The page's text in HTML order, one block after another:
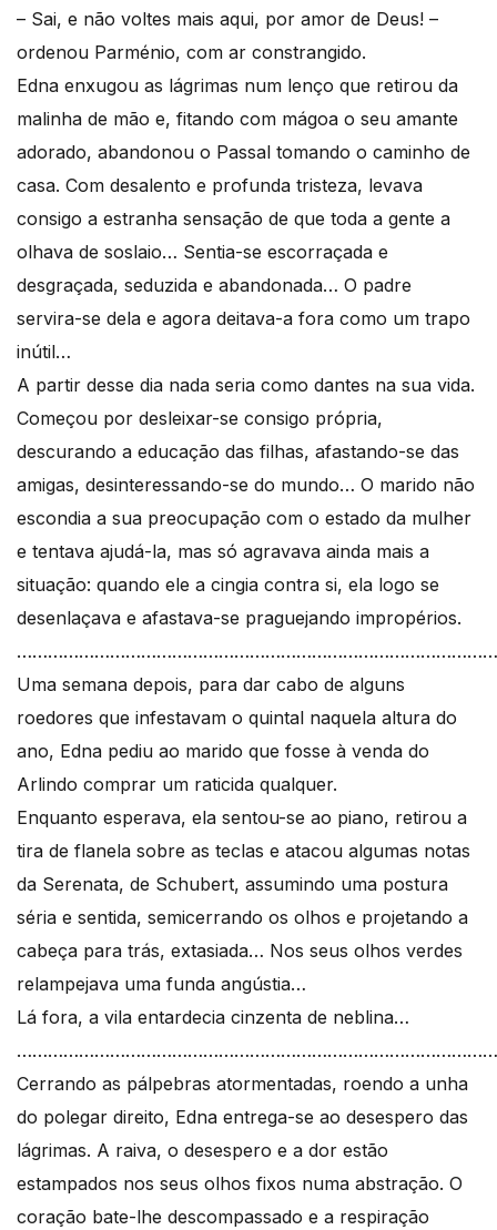
– Sai, e não voltes mais aqui, por amor de Deus! –
ordenou Parménio, com ar constrangido.
Edna enxugou as lágrimas num lenço que retirou da
malinha de mão e, fitando com mágoa o seu amante
adorado, abandonou o Passal tomando o caminho de
casa. Com desalento e profunda tristeza, levava
consigo a estranha sensação de que toda a gente a
olhava de soslaio… Sentia-se escorraçada e
desgraçada, seduzida e abandonada… O padre
servira-se dela e agora deitava-a fora como um trapo
inútil…
A partir desse dia nada seria como dantes na sua vida.
Começou por desleixar-se consigo própria,
descurando a educação das filhas, afastando-se das
amigas, desinteressando-se do mundo… O marido não
escondia a sua preocupação com o estado da mulher
e tentava ajudá-la, mas só agravava ainda mais a
situação: quando ele a cingia contra si, ela logo se
desenlaçava e afastava-se praguejando impropérios.
Uma semana depois, para dar cabo de alguns
roedores que infestavam o quintal naquela altura do
ano, Edna pediu ao marido que fosse à venda do
Arlindo comprar um raticida qualquer.
Enquanto esperava, ela sentou-se ao piano, retirou a
tira de flanela sobre as teclas e atacou algumas notas
da Serenata, de Schubert, assumindo uma postura
séria e sentida, semicerrando os olhos e projetando a
cabeça para trás, extasiada… Nos seus olhos verdes
relampejava uma funda angústia…
Lá fora, a vila entardecia cinzenta de neblina…
Cerrando as pálpebras atormentadas, roendo a unha
do polegar direito, Edna entrega-se ao desespero das
lágrimas. A raiva, o desespero e a dor estão
estampados nos seus olhos fixos numa abstração. O
coração bate-lhe descompassado e a respiração